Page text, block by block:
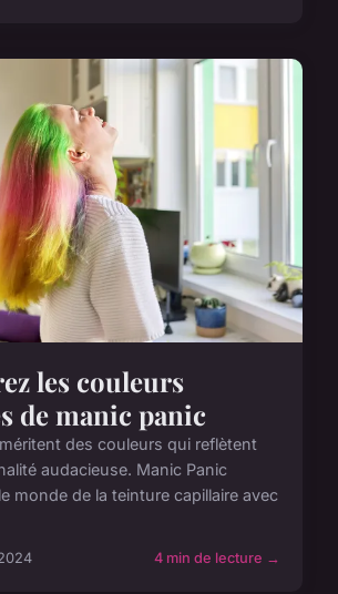
les couleurs
de manic panic
des couleurs qui reflètent
audacieuse. Manic Panic
monde de la teinture capillaire avec
4 min de lecture →